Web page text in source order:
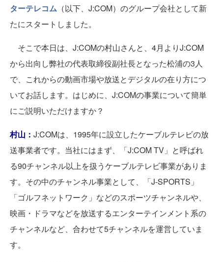
ターテレコム （以下、J:COM）のグループ会社として新
たにスタートしました。
そこで本日は、J:COMの村山さんと、4月よりJ:COM
から出向し弊社の代表取締役副社長となった松浦の3人
で、これからの動画市場や放送とデジタルの在り方につ
いてお話します。はじめに、J:COMの事業について簡単
にご説明いただけますか？
村山： J:COMは、1995年に設立したケーブルテレビの放
送事業者です。当社にはまず、「J:COM TV」と呼ばれ
る90チャンネル以上を扱うケーブルテレビ事業がありま
す。その中のチャンネル事業として、「J-SPORTS」
「ゴルフネットワーク」などのスポーツチャンネルや、
映画・ドラマなどを放送するエンターテインメント系の
チャンネルなど、合わせて5チャンネルを運営していま
す。